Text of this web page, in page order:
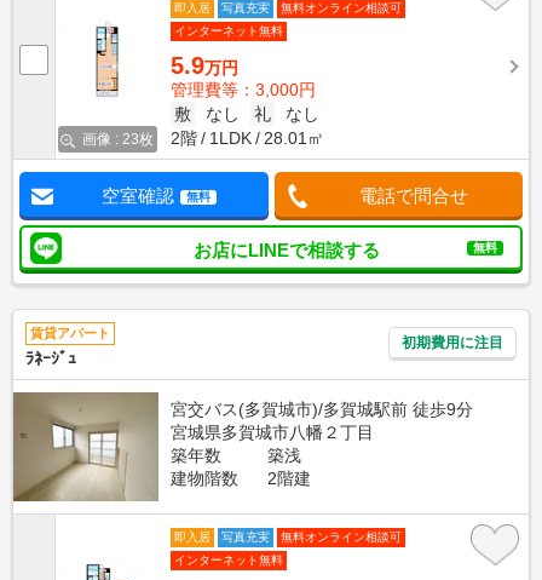
画像 : 23枚
即入居
写真充実
無料オンライン相談可
インターネット無料
5.9万円
管理費等：3,000円
敷
なし 礼
なし
2階
1LDK 28.01㎡
空室確認 無料 電話で問合せ
お店にLINEで相談する 無料
賃貸アパート
ﾗﾈｰｼﾞｭ
初期費用に注目
宮交バス(多賀城市)/多賀城駅前 徒歩9分
宮城県多賀城市八幡２丁目
築年数
築浅
建物階数
2階建
即入居 写真充実
無料オンライン相談可
インターネット無料